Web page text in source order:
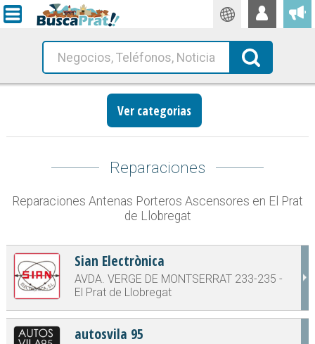
Traductor
Busca!
Ver categorias
Reparaciones
Reparaciones Antenas Porteros Ascensores en El Prat
de Llobregat
Sian Electrònica
AVDA. VERGE DE MONTSERRAT 233-235 -
El Prat de Llobregat
autosvila 95